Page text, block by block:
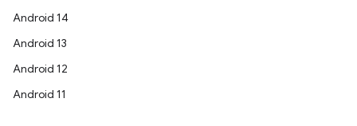
Android 14
Android 13
Android 12
Android 11